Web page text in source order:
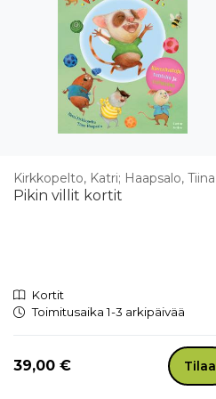
Kirkkopelto, Katri; Haapsalo, Tiina
Pikin villit kortit
Kortit
Toimitusaika 1-3 arkipäivää
Hinta nyt
39,00 € Tilaa